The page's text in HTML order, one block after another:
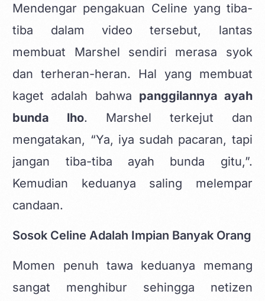
Mendengar pengakuan Celine yang tiba-
tiba dalam video tersebut, lantas
membuat Marshel sendiri merasa syok
dan terheran-heran. Hal yang membuat
kaget adalah bahwa panggilannya ayah
bunda lho. Marshel terkejut dan
mengatakan, “Ya, iya sudah pacaran, tapi
jangan tiba-tiba ayah bunda gitu,”.
Kemudian keduanya saling melempar
candaan.
Sosok Celine Adalah Impian Banyak Orang
Momen penuh tawa keduanya memang
sangat menghibur sehingga netizen